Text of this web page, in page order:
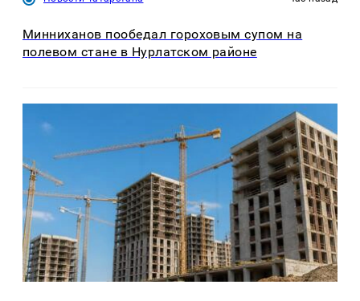
Минниханов пообедал гороховым супом на
полевом стане в Нурлатском районе